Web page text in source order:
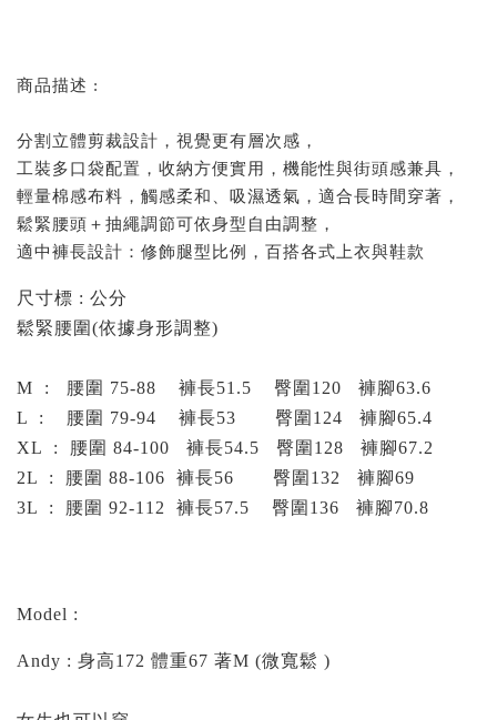
商品描述 :
分割立體剪裁設計，視覺更有層次感，
工裝多口袋配置，收納方便實用，機能性與街頭感兼具，
輕量棉感布料，觸感柔和、吸濕透氣，適合長時間穿著，
鬆緊腰頭＋抽繩調節可依身型自由調整，
適中褲長設計：修飾腿型比例，百搭各式上衣與鞋款
尺寸標 : 公分
鬆緊腰圍(依據身形調整)
M : 腰圍 75-88 褲長51.5 臀圍120 褲腳63.6
L : 腰圍 79-94 褲長53 臀圍124 褲腳65.4
XL : 腰圍 84-100 褲長54.5 臀圍128 褲腳67.2
2L : 腰圍 88-106 褲長56 臀圍132 褲腳69
3L : 腰圍 92-112 褲長57.5 臀圍136 褲腳70.8
Model :
Andy : 身高172 體重67 著M (微寬鬆 )